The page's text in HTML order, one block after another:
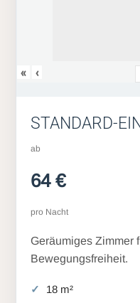
« ‹
STANDARD-
ab
64 €
pro Nacht
Geräumiges Zimmer
Bewegungsfreiheit.
18 m²